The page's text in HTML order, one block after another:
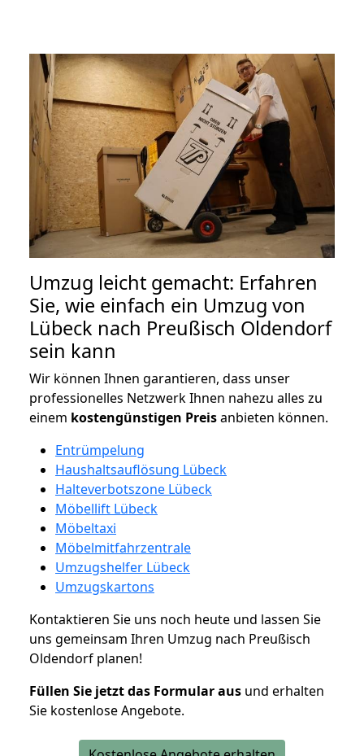
Umzug leicht gemacht: Erfahren
Sie, wie einfach ein Umzug von
Lübeck nach Preußisch Oldendorf
sein kann
Wir können Ihnen garantieren, dass unser
professionelles Netzwerk Ihnen nahezu alles zu
einem kostengünstigen Preisanbieten können.
Entrümpelung
Haushaltsauflösung Lübeck
Halteverbotszone Lübeck
Möbellift Lübeck
Möbeltaxi
Möbelmitfahrzentrale
Umzugshelfer Lübeck
Umzugskartons
Kontaktieren Sie uns noch heute und lassen Sie
uns gemeinsam Ihren Umzug nach Preußisch
Oldendorf planen!
Füllen Sie jetzt das Formular aus und erhalten
Sie kostenlose Angebote.